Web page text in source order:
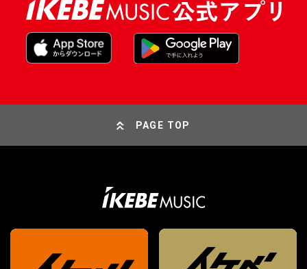
PAGE TOP